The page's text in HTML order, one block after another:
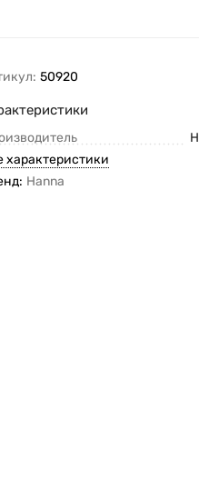
50920
характеристики
Hanna